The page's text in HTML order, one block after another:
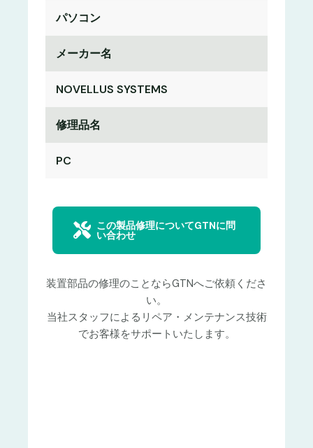
パソコン
メーカー名
NOVELLUS SYSTEMS
修理品名
PC
この製品修理についてGTNに問
い合わせ
装置部品の修理のことならGTNへご依頼くださ
い。
当社スタッフによるリペア・メンテナンス技術
でお客様をサポートいたします。